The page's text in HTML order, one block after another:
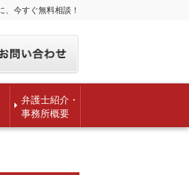
、今すぐ無料相談！
弁護士紹介・
事務所概要